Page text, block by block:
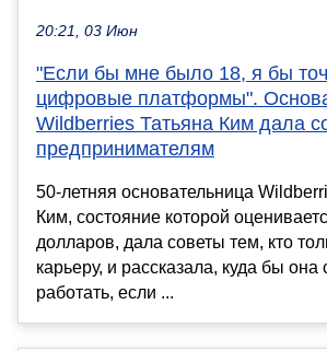
20:21, 03 Июн
"Если бы мне было 18, я бы
цифровые платформы".
Wildberries Татьяна Ким дала
предпринимателям
50-летняя основательница
Ким, состояние которой
долларов, дала советы тем, кто
карьеру, и рассказала, куда бы
работать, если ...